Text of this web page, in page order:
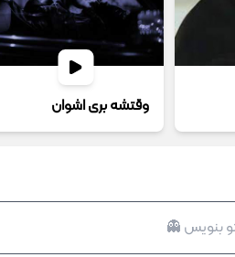
وقتشه بری اشوان